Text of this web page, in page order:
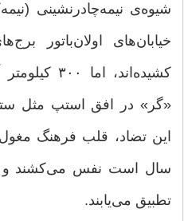
شیوه‌ی نیمه‌چادرنشینی
خیابان‌های اولان‌باتور
کشیده‌اند،
«گر» در افق استپ مثل
این تضاد، قلب فرهنگ
سال است نفس می‌کشند و
تطبیق می‌یابند.